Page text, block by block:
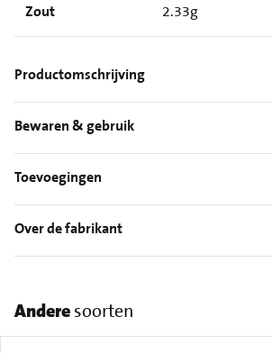
Zout 2.33g
Productomschrijving
Bewaren & gebruik
Toevoegingen
Over de fabrikant
Anderesoorten